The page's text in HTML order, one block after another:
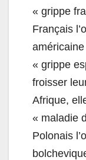
« grippe
Français
« grippe
froisser
Afrique,
« maladie
Polonais